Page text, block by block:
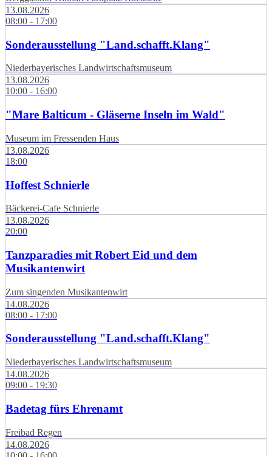
13.08.2026
08:00 - 17:00
Sonderausstellung "Land.schafft.Klang"
Niederbayerisches Landwirtschaftsmuseum
13.08.2026
10:00 - 16:00
"Mare Balticum - Gläserne Inseln im Wald"
Museum im Fressenden Haus
13.08.2026
18:00
Hoffest Schnierle
Bäckerei-Cafe Schnierle
13.08.2026
20:00
Tanzparadies mit Robert Eid und dem
Musikantenwirt
Zum singenden Musikantenwirt
14.08.2026
08:00 - 17:00
Sonderausstellung "Land.schafft.Klang"
Niederbayerisches Landwirtschaftsmuseum
14.08.2026
09:00 - 19:30
Badetag fürs Ehrenamt
Freibad Regen
14.08.2026